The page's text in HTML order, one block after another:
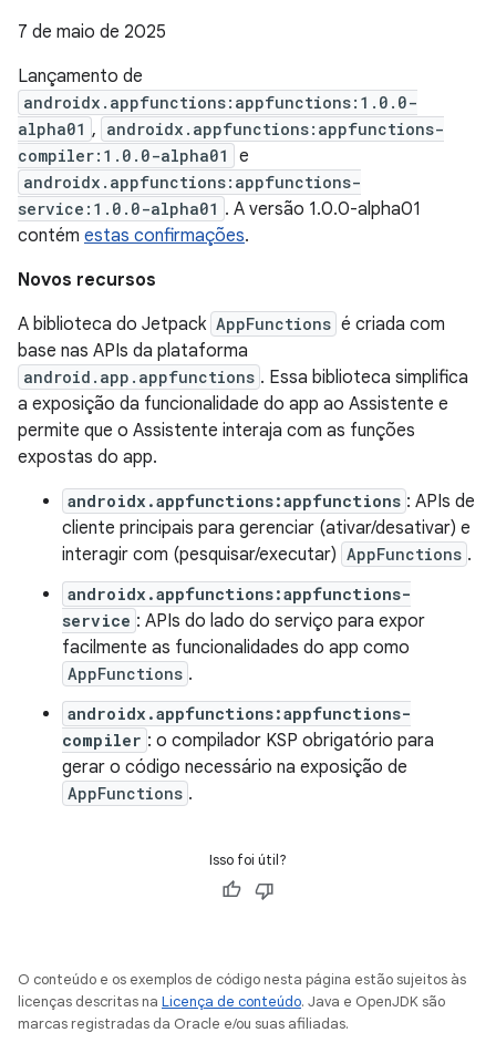
7 de maio de 2025
Lançamento de
androidx.appfunctions:appfunctions:1.0.0-
alpha01 , androidx.appfunctions:appfunctions-
compiler:1.0.0-alpha01
e
androidx.appfunctions:appfunctions-
service:1.0.0-alpha01 . A versão 1.0.0-alpha01
contém estas confirmações.
Novos recursos
A biblioteca do Jetpack AppFunctions é criada com
base nas APIs da plataforma
android.app.appfunctions . Essa biblioteca simplifica
a exposição da funcionalidade do app ao Assistente e
permite que o Assistente interaja com as funções
expostas do app.
androidx.appfunctions:appfunctions : APIs de
cliente principais para gerenciar (ativar/desativar) e
interagir com (pesquisar/executar) AppFunctions .
androidx.appfunctions:appfunctions-
service : APIs do lado do serviço para expor
facilmente as funcionalidades do app como
AppFunctions .
androidx.appfunctions:appfunctions-
compiler : o compilador KSP obrigatório para
gerar o código necessário na exposição de
AppFunctions .
Isso foi útil?
O conteúdo e os exemplos de código nesta página estão sujeitos às
licenças descritas na Licença de conteúdo. Java e OpenJDK são
marcas registradas da Oracle e/ou suas afiliadas.